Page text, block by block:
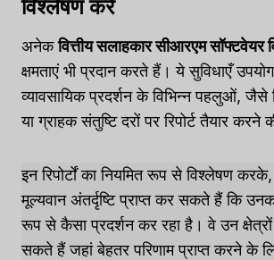
विश्लेषण करें
अनेकवित्तीय सलाहकार सीआरएम सॉफ्टवेयर
क्षमताएं भी प्रदान करते हैं। ये सुविधाएँ
व्यावसायिक प्रदर्शन के विभिन्न पहलुओं,
या ग्राहक संतुष्टि दरों पर रिपोर्ट तैयार करने
इन रिपोर्टों का नियमित रूप से विश्लेषण करके,
मूल्यवान अंतर्दृष्टि प्राप्त कर सकते हैं कि
रूप से कैसा प्रदर्शन कर रहा है। वे उन
सकते हैं जहां बेहतर परिणाम प्राप्त करने के